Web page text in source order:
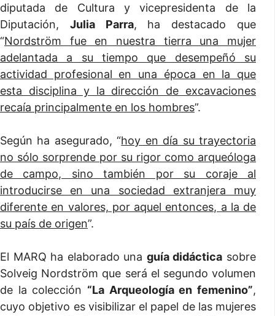
diputada de Cultura y vicepresidenta de la
Diputación, Julia Parra, ha destacado que
“Nordström fue en nuestra tierra una mujer
adelantada a su tiempo que desempeñó su
actividad profesional en una época en la que
esta disciplina y la dirección de excavaciones
recaía principalmente en los hombres”.
Según ha asegurado, “hoy en día su trayectoria
no sólo sorprende por su rigor como arqueóloga
de campo, sino también por su coraje al
introducirse en una sociedad extranjera muy
diferente en valores, por aquel entonces, a la de
su país de origen”.
El MARQ ha elaborado una guía didáctica sobre
Solveig Nordström que será el segundo volumen
de la colección “La Arqueología en femenino”,
cuyo objetivo es visibilizar el papel de las mujeres